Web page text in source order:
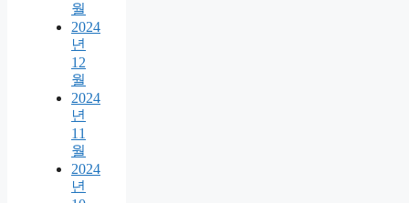
월
2024
년
12
월
2024
년
11
월
2024
년